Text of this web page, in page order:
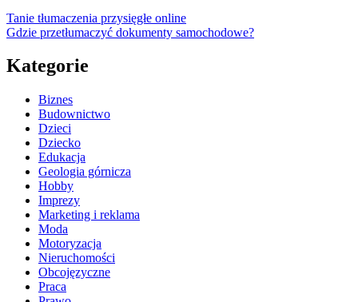
Tanie tłumaczenia przysięgłe online
Gdzie przetłumaczyć dokumenty samochodowe?
Kategorie
Biznes
Budownictwo
Dzieci
Dziecko
Edukacja
Geologia górnicza
Hobby
Imprezy
Marketing i reklama
Moda
Motoryzacja
Nieruchomości
Obcojęzyczne
Praca